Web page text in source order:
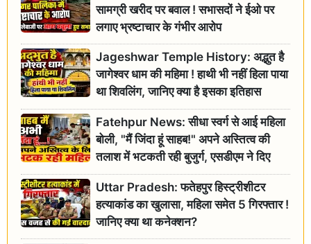
सामग्री खरीद पर बवाल ! सभासदों ने ईओ पर
लगाए भ्रष्टाचार के गंभीर आरोप
Jageshwar Temple History: अद्भुत है
जागेश्वर धाम की महिमा ! हाथी भी नहीं हिला पाया
था शिवलिंग, जानिए क्या है इसका इतिहास
Fatehpur News: सीधा स्वर्ग से आई महिला
बोली, "मैं जिंदा हूं साहब!" अपने अस्तित्व की
तलाश में भटकती रही बुजुर्ग, एसडीएम ने दिए
जांच के आदेश
Uttar Pradesh: फतेहपुर हिस्ट्रीशीटर
हत्याकांड का खुलासा, महिला समेत 5 गिरफ्तार !
जानिए क्या था कनेक्शन?